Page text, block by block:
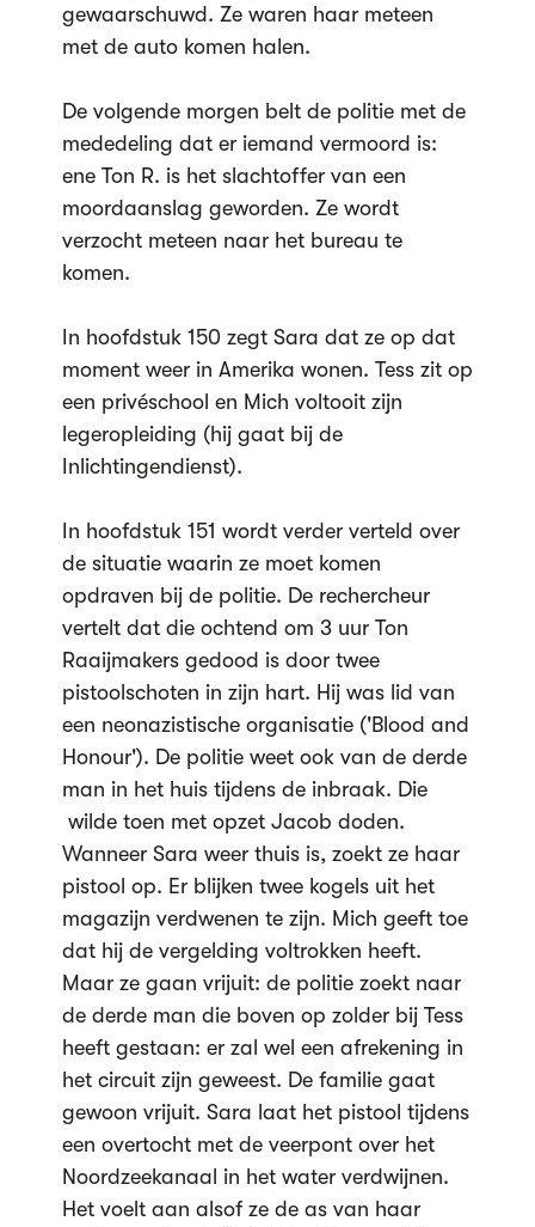
gewaarschuwd. Ze waren haar meteen
met de auto komen halen.
De volgende morgen belt de politie met de
mededeling dat er iemand vermoord is:
ene Ton R. is het slachtoffer van een
moordaanslag geworden. Ze wordt
verzocht meteen naar het bureau te
komen.
In hoofdstuk 150 zegt Sara dat ze op dat
moment weer in Amerika wonen. Tess zit op
een privéschool en Mich voltooit zijn
legeropleiding (hij gaat bij de
Inlichtingendienst).
In hoofdstuk 151 wordt verder verteld over
de situatie waarin ze moet komen
opdraven bij de politie. De rechercheur
vertelt dat die ochtend om 3 uur Ton
Raaijmakers gedood is door twee
pistoolschoten in zijn hart. Hij was lid van
een neonazistische organisatie ('Blood and
Honour'). De politie weet ook van de derde
man in het huis tijdens de inbraak. Die
wilde toen met opzet Jacob doden.
Wanneer Sara weer thuis is, zoekt ze haar
pistool op. Er blijken twee kogels uit het
magazijn verdwenen te zijn. Mich geeft toe
dat hij de vergelding voltrokken heeft.
Maar ze gaan vrijuit: de politie zoekt naar
de derde man die boven op zolder bij Tess
heeft gestaan: er zal wel een afrekening in
het circuit zijn geweest. De familie gaat
gewoon vrijuit. Sara laat het pistool tijdens
een overtocht met de veerpont over het
Noordzeekanaal in het water verdwijnen.
Het voelt aan alsof ze de as van haar